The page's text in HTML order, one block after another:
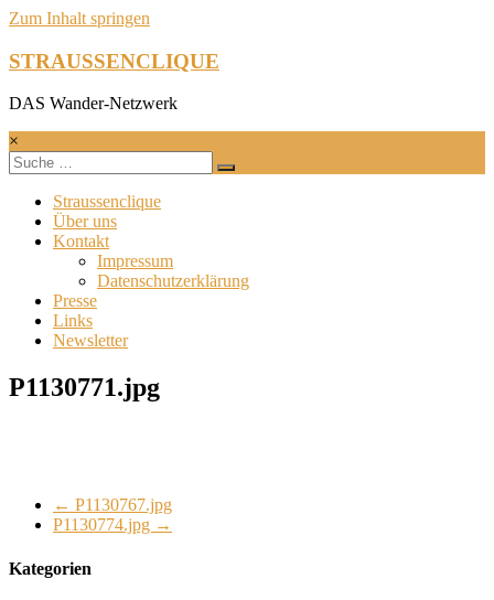
Zum Inhalt springen
STRAUSSENCLIQUE
DAS Wander-Netzwerk
×
Straussenclique
Über uns
Kontakt
Impressum
Datenschutzerklärung
Presse
Links
Newsletter
P1130771.jpg
← P1130767.jpg
P1130774.jpg →
Kategorien